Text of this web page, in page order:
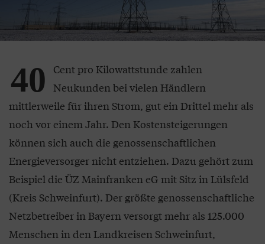
40 Cent pro Kilowattstunde zahlen
Neukunden bei vielen Händlern
mittlerweile für ihren Strom, gut ein Drittel mehr als
noch vor einem Jahr. Den Kostensteigerungen
können sich auch die genossenschaftlichen
Energieversorger nicht entziehen. Dazu gehört zum
Beispiel die ÜZ Mainfranken eG mit Sitz in Lülsfeld
(Kreis Schweinfurt). Der größte genossenschaftliche
Netzbetreiber in Bayern versorgt mehr als 125.000
Menschen in den Landkreisen Schweinfurt,